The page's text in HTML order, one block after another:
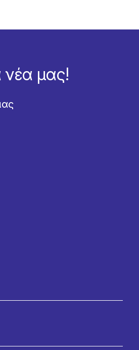
νέα μας!